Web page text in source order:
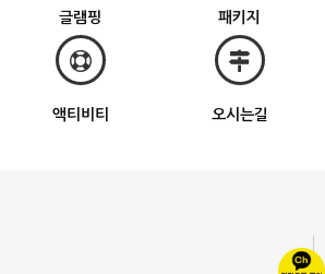
글램핑 패키지
액티비티 오시는길